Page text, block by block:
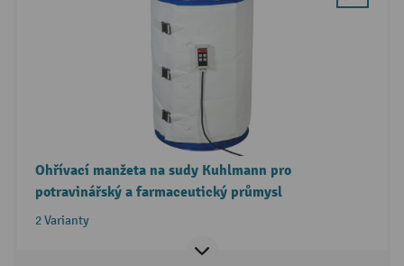
Ohřívací manžeta na sudy Kuhlmann pro
potravinářský a farmaceutický průmysl
2 Varianty